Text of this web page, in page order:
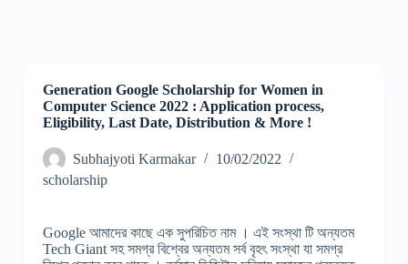
Generation Google Scholarship for Women in
Computer Science 2022 : Application process,
Eligibility, Last Date, Distribution & More !
Subhajyoti Karmakar
10/02/2022
scholarship
Google আমাদের কাছে এক সুপরিচিত নাম । এই সংস্থা টি অন্যতম
Tech Giant সহ সমগ্র বিশ্বের অন্যতম সর্ব বৃহৎ সংস্থা যা সমগ্র